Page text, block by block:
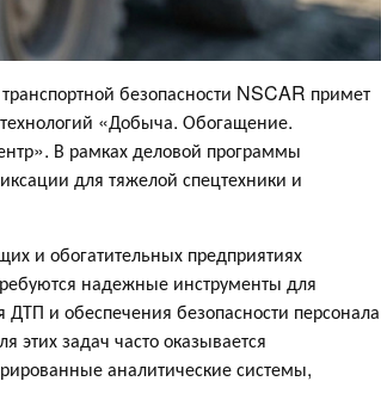
безопасности NSCAR примет
«Добыча. Обогащение.
В рамках деловой программы
для тяжелой спецтехники и
и обогатительных предприятиях
надежные инструменты для
и обеспечения безопасности персонала
этих задач часто оказывается
аналитические системы,